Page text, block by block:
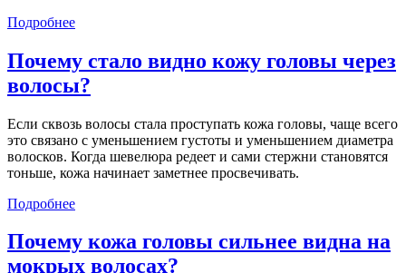
Подробнее
Почему стало видно кожу головы через
волосы?
Если сквозь волосы стала проступать кожа головы, чаще всего
это связано с уменьшением густоты и уменьшением диаметра
волосков. Когда шевелюра редеет и сами стержни становятся
тоньше, кожа начинает заметнее просвечивать.
Подробнее
Почему кожа головы сильнее видна на
мокрых волосах?